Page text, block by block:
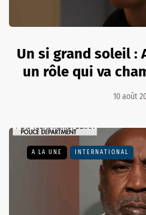
Un si grand soleil :
un rôle qui va
10 août
A LA UNE INTERNATIONAL